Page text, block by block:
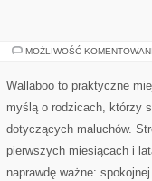
MOŻLIWOŚĆ
Wallaboo to praktyczne
myślą o rodzicach, którzy
dotyczących maluchów.
pierwszych miesiącach i
naprawdę ważne: